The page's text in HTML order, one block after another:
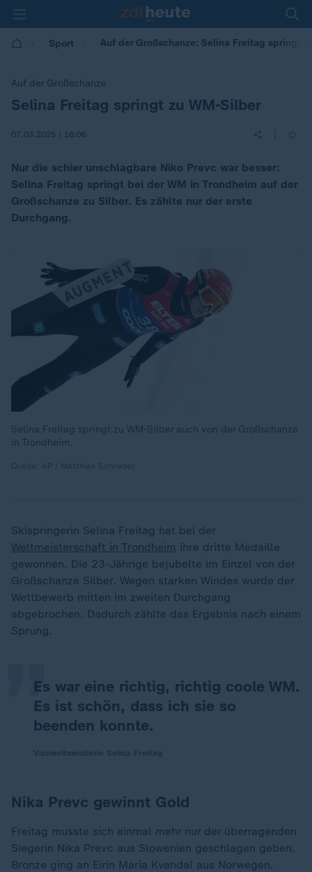
Sport Auf der Großschanze: Selina Freitag springt
Auf der Großschanze
:
Selina Freitag springt zu WM-Silber
07.03.2025 | 18:06
Nur die schier unschlagbare Niko Prevc war besser:
Selina Freitag springt bei der WM in Trondheim auf der
Großschanze zu Silber. Es zählte nur der erste
Durchgang.
Selina Freitag springt zu WM-Silber auch von der Großschanze
in Trondheim.
Skispringerin Selina Freitag hat bei der
Weltmeisterschaft in Trondheim ihre dritte Medaille
gewonnen. Die 23-Jährige bejubelte im Einzel von der
Großschanze Silber. Wegen starken Windes wurde der
Wettbewerb mitten im zweiten Durchgang
abgebrochen. Dadurch zählte das Ergebnis nach einem
Sprung.
Es war eine richtig, richtig coole WM.
Es ist schön, dass ich sie so
beenden konnte.
„
Nika Prevc gewinnt Gold
Freitag musste sich einmal mehr nur der überragenden
Siegerin Nika Prevc aus Slowenien geschlagen geben.
Bronze ging an Eirin Maria Kvandal aus Norwegen.